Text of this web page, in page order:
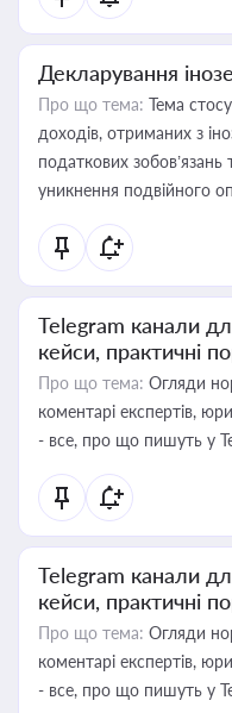
Декларування
Про що тема: Тема
доходів, отриманих з
податкових
уникнення подвійного
Telegram канали
кейси, практичні
Про що тема: Огляди
коментарі експертів,
- все, про що пишуть у
Telegram канали
кейси, практичні
Про що тема: Огляди
коментарі експертів,
- все, про що пишуть у